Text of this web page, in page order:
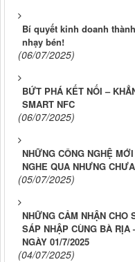
Bí quyết kinh doanh
nhạy bén!
(06/07/2025)
BỨT PHÁ KẾT NỐI –
SMART NFC
(06/07/2025)
NHỮNG CÔNG NGHỆ
NGHE QUA NHƯNG
(05/07/2025)
NHỮNG CẢM NHẬN CHO
SÁP NHẬP CÙNG BÀ
NGÀY 01/7/2025
(04/07/2025)